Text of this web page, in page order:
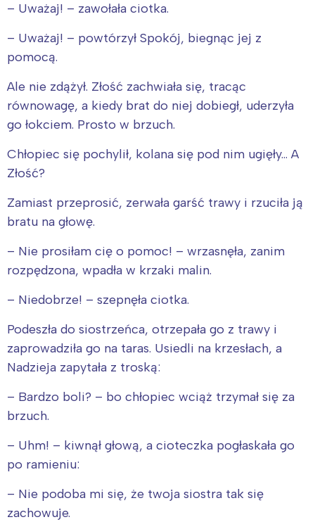
– Uważaj! – zawołała ciotka.
– Uważaj! – powtórzył Spokój, biegnąc jej z
pomocą.
Ale nie zdążył. Złość zachwiała się, tracąc
równowagę, a kiedy brat do niej dobiegł, uderzyła
go łokciem. Prosto w brzuch.
Chłopiec się pochylił, kolana się pod nim ugięły… A
Złość?
Zamiast przeprosić, zerwała garść trawy i rzuciła ją
bratu na głowę.
– Nie prosiłam cię o pomoc! – wrzasnęła, zanim
rozpędzona, wpadła w krzaki malin.
– Niedobrze! – szepnęła ciotka.
Podeszła do siostrzeńca, otrzepała go z trawy i
zaprowadziła go na taras. Usiedli na krzesłach, a
Nadzieja zapytała z troską:
– Bardzo boli? – bo chłopiec wciąż trzymał się za
brzuch.
– Uhm! – kiwnął głową, a cioteczka pogłaskała go
po ramieniu:
– Nie podoba mi się, że twoja siostra tak się
zachowuje.